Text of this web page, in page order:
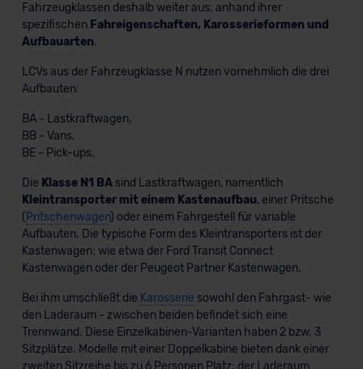
Fahrzeugklassen deshalb weiter aus; anhand ihrer
spezifischen Fahreigenschaften, Karosserieformen und
Aufbauarten.
LCVs aus der Fahrzeugklasse N nutzen vornehmlich die drei
Aufbauten:
BA - Lastkraftwagen,
BB - Vans,
BE - Pick-ups.
Die Klasse N1 BAsind Lastkraftwagen, namentlich
Kleintransporter mit einem Kastenaufbau, einer Pritsche
( Pritschenwagen) oder einem Fahrgestell für variable
Aufbauten. Die typische Form des Kleintransporters ist der
Kastenwagen: wie etwa der Ford Transit Connect
Kastenwagen oder der Peugeot Partner Kastenwagen.
Bei ihm umschließt die Karosserie sowohl den Fahrgast- wie
den Laderaum - zwischen beiden befindet sich eine
Trennwand. Diese Einzelkabinen-Varianten haben 2 bzw. 3
Sitzplätze. Modelle mit einer Doppelkabine bieten dank einer